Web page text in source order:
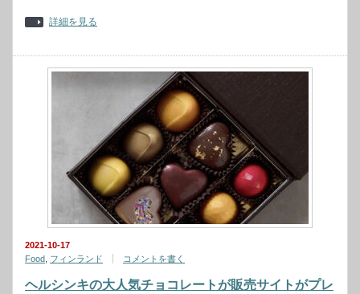
詳細を見る
2021-10-17
Food フィンランド コメントを書く
ヘルシンキの大人気チョコレートが販売サイトがプレ